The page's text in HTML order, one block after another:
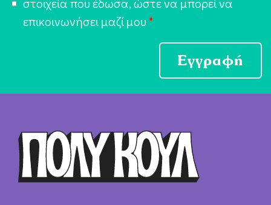
ή
επικοινωνήσει μαζί μου *
Εγγραφή